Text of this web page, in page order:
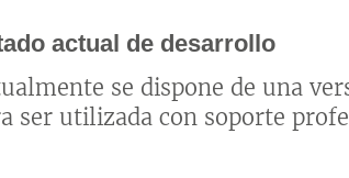
actual de desarrollo
se dispone de una
ser utilizada con soporte